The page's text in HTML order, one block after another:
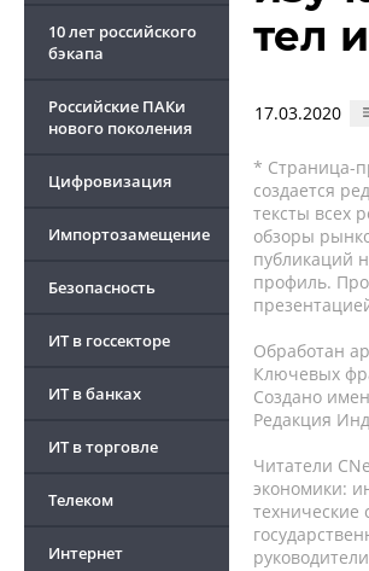
10 лет российского
бэкапа
Российские ПАКи
нового поколения
Цифровизация
Импортозамещение
Безопасность
ИТ в госсекторе
ИТ в банках
ИТ в торговле
Телеком
Интернет
тел
17.03.2020
* Страница-
создается
тексты всех
обзоры
публикаций
профиль.
Обработан
Ключевых
Создано
Редакция
Читатели
экономики: